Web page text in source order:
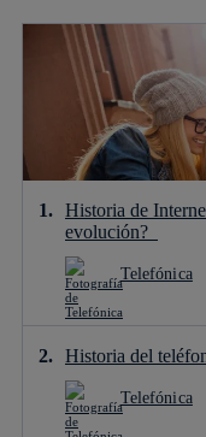
Historia de
evolución?
Telefónica
Historia del
Telefónica